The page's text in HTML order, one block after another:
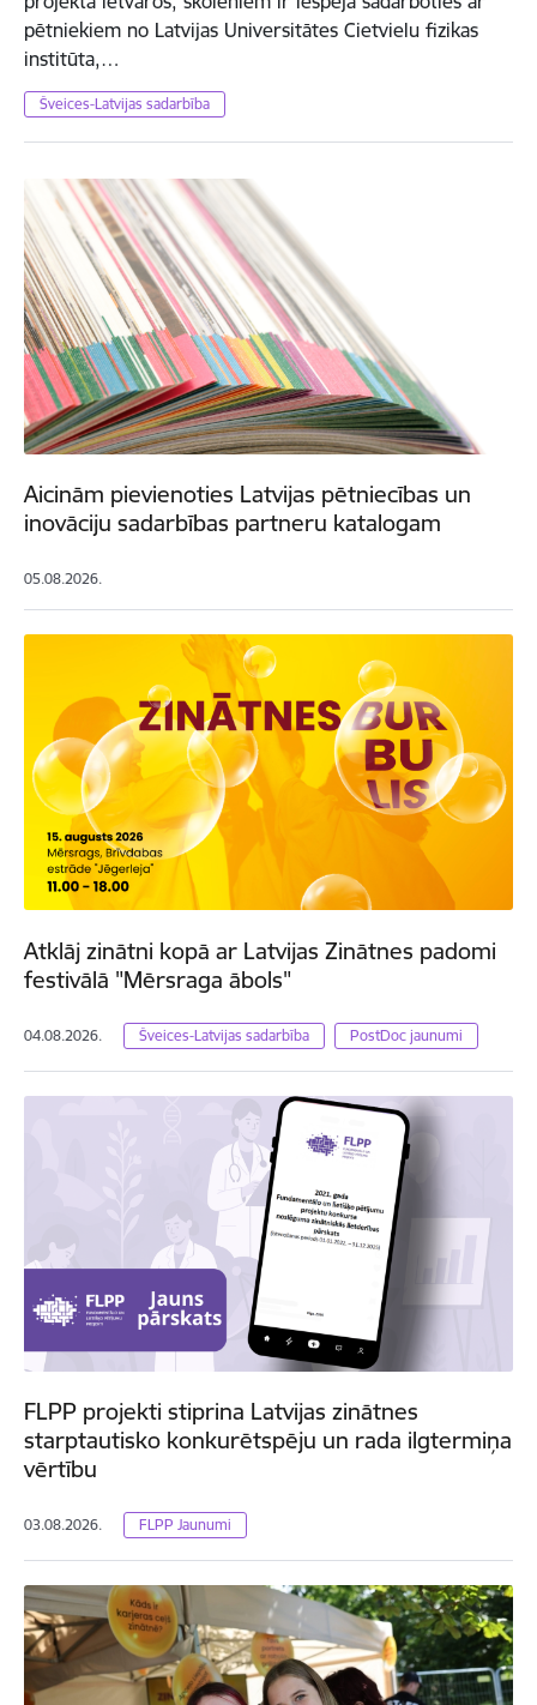
pētniekiem no Latvijas Universitātes Cietvielu fizikas
institūta,…
Šveices-Latvijas sadarbība
Aicinām pievienoties Latvijas pētniecības un
inovāciju sadarbības partneru katalogam
05.08.2026.
Atklāj zinātni kopā ar Latvijas Zinātnes padomi
festivālā "Mērsraga ābols"
04.08.2026. Šveices-Latvijas sadarbība PostDoc jaunumi
FLPP projekti stiprina Latvijas zinātnes
starptautisko konkurētspēju un rada ilgtermiņa
vērtību
03.08.2026. FLPP Jaunumi